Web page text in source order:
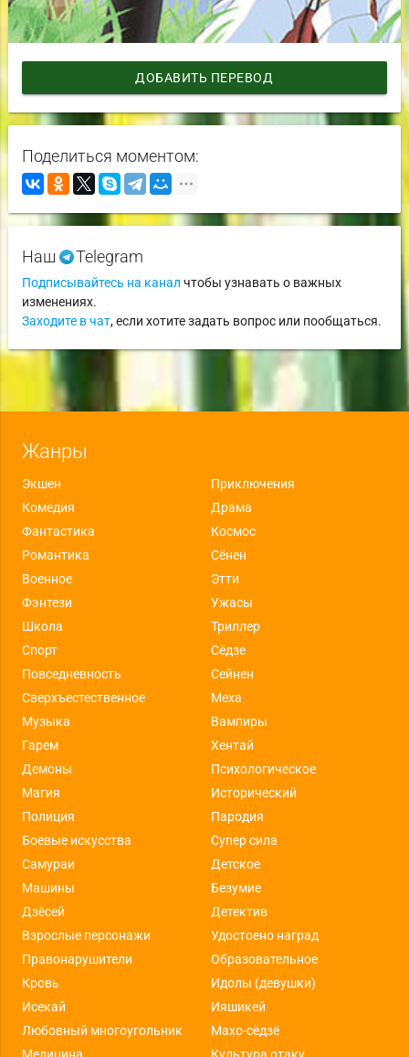
ДОБАВИТЬ ПЕРЕВОД
Поделиться моментом:
Наш Telegram
Подписывайтесь на канал чтобы узнавать о важных
изменениях.
Заходите в чат, если хотите задать вопрос или пообщаться.
Жанры
Экшен
Приключения
Комедия
Драма
Фантастика
Космос
Романтика
Сёнен
Военное
Этти
Фэнтези
Ужасы
Школа
Триллер
Спорт
Сёдзе
Повседневность
Сейнен
Сверхъестественное
Меха
Музыка
Вампиры
Гарем
Хентай
Демоны
Психологическое
Магия
Исторический
Полиция
Пародия
Боевые искусства
Супер сила
Самураи
Детское
Машины
Безумие
Дзёсей
Детектив
Взрослые персонажи
Удостоено наград
Правонарушители
Образовательное
Кровь
Идолы (девушки)
Исекай
Ияшикей
Любовный многоугольник
Махо-сёдзё